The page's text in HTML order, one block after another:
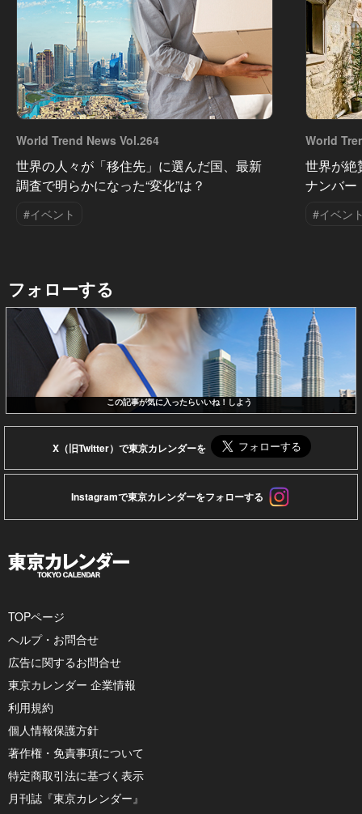
World Trend News Vol.264
世界の人々が「移住先」に選んだ国、最新
調査で明らかになった“変化”は？
#イベント
World
世界が絶
ナンバー
#イベン
フォローする
この記事が気に入ったらいいね！しよう
X（旧Twitter）で東京カレンダーを
Instagramで東京カレンダーをフォローする
TOPページ
ヘルプ・お問合せ
広告に関するお問合せ
東京カレンダー 企業情報
利用規約
個人情報保護方針
著作権・免責事項について
特定商取引法に基づく表示
月刊誌『東京カレンダー』